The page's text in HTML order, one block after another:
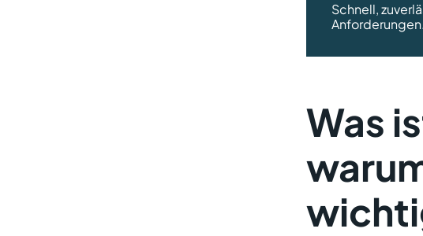
Schnell,
Anforderungen.
Was